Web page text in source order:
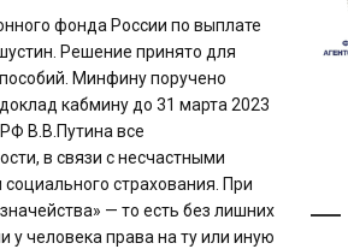
фонда России по выплате
Решение принято для
Минфину поручено
кабмину до 31 марта 2023
В.В.Путина все
в связи с несчастными
страхования. При
— то есть без лишних
у человека права на ту или иную